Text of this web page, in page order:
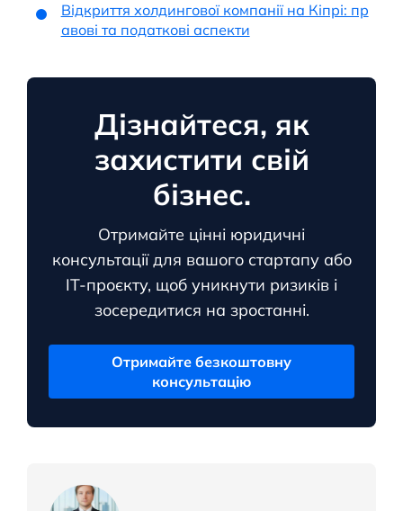
Відкриття холдингової компанії на Кіпрі: пр
авові та податкові аспекти
Дізнайтеся, як
захистити свій
бізнес.
Отримайте цінні юридичні
консультації для вашого стартапу або
ІТ-проєкту, щоб уникнути ризиків і
зосередитися на зростанні.
Отримайте безкоштовну
консультацію